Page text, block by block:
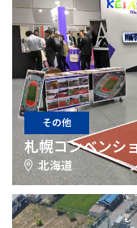
その他
札幌コンベンシ
北海道